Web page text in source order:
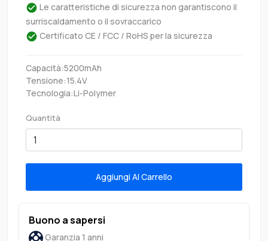
Le caratteristiche di sicurezza non garantiscono il
surriscaldamento o il sovraccarico
Certificato CE / FCC / RoHS per la sicurezza
Capacità:5200mAh
Tensione:15.4V
Tecnologia:Li-Polymer
Quantità
Aggiungi Al Carrello
Buono a sapersi
Garanzia 1 anni